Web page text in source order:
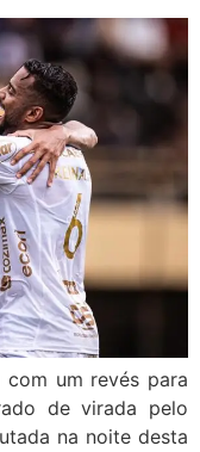
com um revés para
de virada pelo
na noite desta